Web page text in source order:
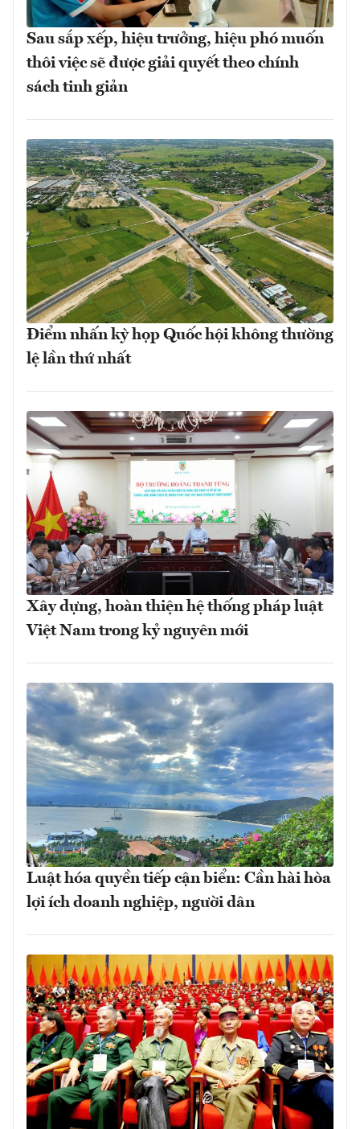
Sau sắp xếp, hiệu trưởng, hiệu phó muốn
thôi việc sẽ được giải quyết theo chính
sách tinh giản
Điểm nhấn kỳ họp Quốc hội không thường
lệ lần thứ nhất
Xây dựng, hoàn thiện hệ thống pháp luật
Việt Nam trong kỷ nguyên mới
Luật hóa quyền tiếp cận biển: Cần hài hòa
lợi ích doanh nghiệp, người dân